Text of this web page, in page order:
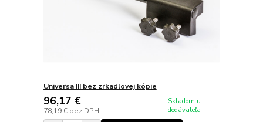
Universa III bez zrkadlovej kópie
96,17 €
78,19 € bez DPH
Skladom u
dodávateľa